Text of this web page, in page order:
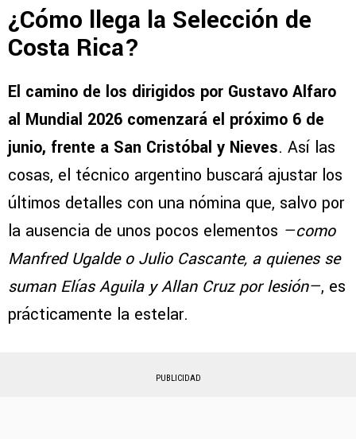
¿Cómo llega la Selección de
Costa Rica?
El camino de los dirigidos por Gustavo Alfaro
al Mundial 2026 comenzará el próximo 6 de
junio, frente a San Cristóbal y Nieves. Así las
cosas, el técnico argentino buscará ajustar los
últimos detalles con una nómina que, salvo por
la ausencia de unos pocos elementos —como
Manfred Ugalde o Julio Cascante, a quienes se
suman Elías Aguila y Allan Cruz por lesión—, es
prácticamente la estelar.
PUBLICIDAD